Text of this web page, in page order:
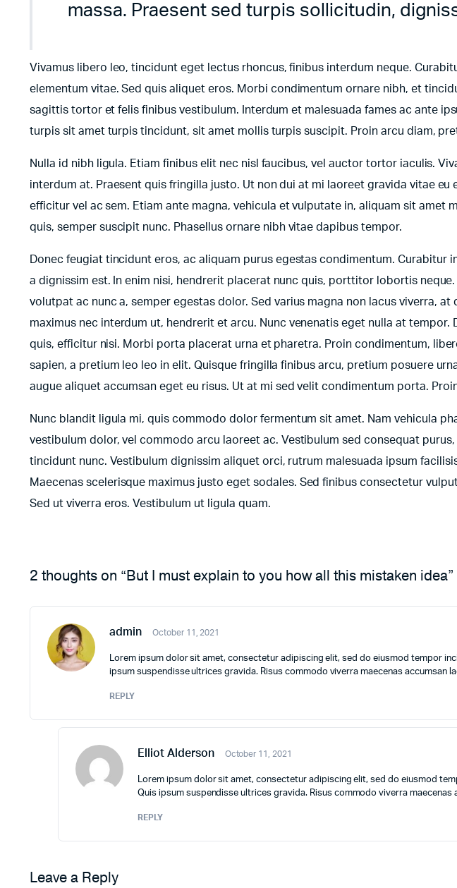
massa. Praesent sed turpis sollicitudin,
Vivamus libero leo, tincidunt eget lectus rhoncus, finibus interdum neque.
elementum vitae. Sed quis aliquet eros. Morbi condimentum ornare nibh, et
sagittis tortor et felis finibus vestibulum. Interdum et malesuada fames ac ante
turpis sit amet turpis tincidunt, sit amet mollis turpis suscipit. Proin arcu diam,
Nulla id nibh ligula. Etiam finibus elit nec nisl faucibus, vel auctor tortor iaculis.
interdum at. Praesent quis fringilla justo. Ut non dui at mi laoreet gravida vitae
efficitur vel ac sem. Etiam ante magna, vehicula et vulputate in, aliquam sit amet
quis, semper suscipit nunc. Phasellus ornare nibh vitae dapibus tempor.
Donec feugiat tincidunt eros, ac aliquam purus egestas condimentum. Curabitur
a dignissim est. In enim nisi, hendrerit placerat nunc quis, porttitor lobortis
volutpat ac nunc a, semper egestas dolor. Sed varius magna non lacus viverra, at
maximus nec interdum ut, hendrerit et arcu. Nunc venenatis eget nulla at tempor.
quis, efficitur nisi. Morbi porta placerat urna et pharetra. Proin condimentum,
sapien, a pretium leo leo in elit. Quisque fringilla finibus arcu, pretium posuere
augue aliquet accumsan eget eu risus. Ut at mi sed velit condimentum porta.
Nunc blandit ligula mi, quis commodo dolor fermentum sit amet. Nam vehicula
vestibulum dolor, vel commodo arcu laoreet ac. Vestibulum sed consequat
tincidunt nunc. Vestibulum dignissim aliquet orci, rutrum malesuada ipsum
Maecenas scelerisque maximus justo eget sodales. Sed finibus consectetur
Sed ut viverra eros. Vestibulum ut ligula quam.
2 thoughts on “But I must explain to you how all this mistaken idea”
admin October 11, 2021
Lorem ipsum dolor sit amet, consectetur adipiscing elit, sed do eiusmod tempor
ipsum suspendisse ultrices gravida. Risus commodo viverra maecenas accumsan
REPLY
Elliot Alderson October 11, 2021
Lorem ipsum dolor sit amet, consectetur adipiscing elit, sed do eiusmod
Quis ipsum suspendisse ultrices gravida. Risus commodo viverra maecenas
REPLY
Leave a Reply